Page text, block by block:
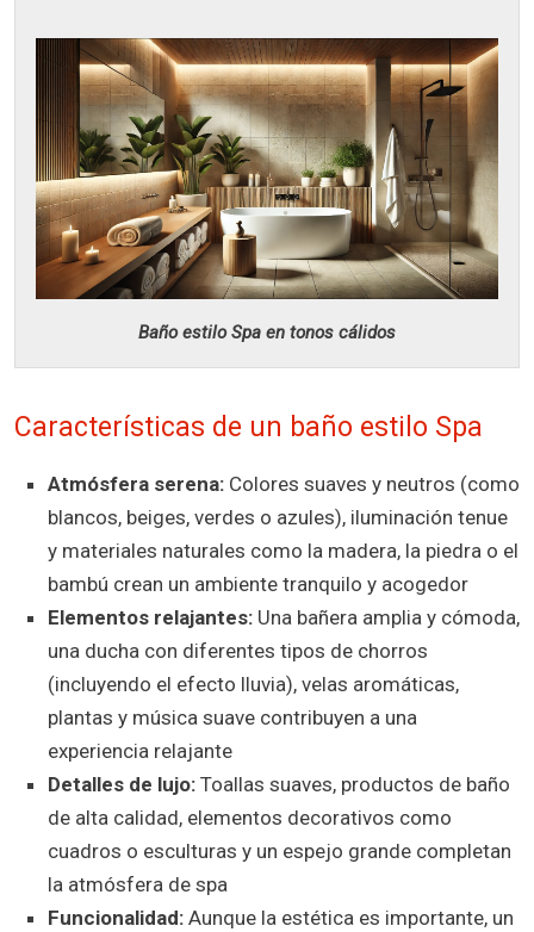
Baño estilo Spa en tonos cálidos
Características de un baño estilo Spa
Atmósfera serena: Colores suaves y neutros (como
blancos, beiges, verdes o azules), iluminación tenue
y materiales naturales como la madera, la piedra o el
bambú crean un ambiente tranquilo y acogedor
Elementos relajantes: Una bañera amplia y cómoda,
una ducha con diferentes tipos de chorros
(incluyendo el efecto lluvia), velas aromáticas,
plantas y música suave contribuyen a una
experiencia relajante
Detalles de lujo: Toallas suaves, productos de baño
de alta calidad, elementos decorativos como
cuadros o esculturas y un espejo grande completan
la atmósfera de spa
Funcionalidad: Aunque la estética es importante, un